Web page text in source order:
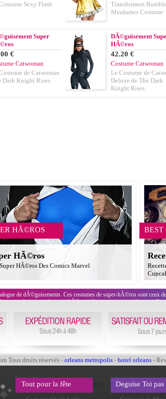
Sexy Flash
Transformers
Mesdames Costume
Super
€
Catwoman
de Catwoman
Dark Knight Rises
DÃ©guisement
HÃ©ros
42.20 €
Costume Catwoman
Le Costume de
Deluxe de The Dark
Knight Rises
HÃ©ROS
HÃ©ros
HÃ©ros Des Comics Marvel
BEST
de dÃ©guisements. Ces costumes de super-hÃ©ros sont ceux
des tenues de super-hÃ©ros tels superman ou spiderman. Ces
Tous droits réservés - orleans metropolis- hotel orleans-
Tout pour la fête
Deguise Toi pas